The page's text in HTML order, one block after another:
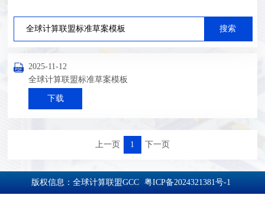
2025-11-12
全球计算联盟标准草案模板
下载
上一页 1 下一页
版权信息：全球计算联盟GCC 粤ICP备2024321381号-1